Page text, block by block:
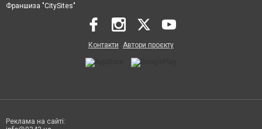
Франшиза "CitySites"
Контакти Автори проєкту
Реклама на сайті: